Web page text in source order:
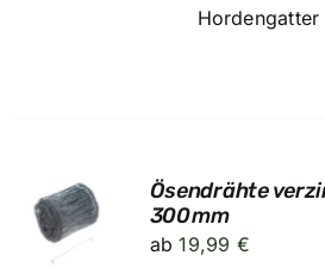
Ösendrähte
300 mm
ab19,99 €